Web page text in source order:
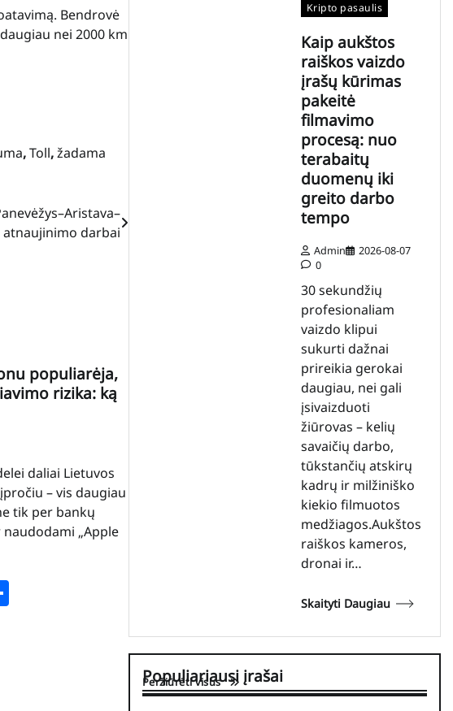
Bendrovė
nei 2000 km
,Toll,žadama
darbai
populiarėja,
rizika: ką
daliai Lietuvos
– vis daugiau
tik per bankų
„Apple
Share
Kripto pasaulis
Kaip aukštos
raiškos vaizdo
įrašų kūrimas
pakeitė
filmavimo
procesą: nuo
terabaitų
duomenų iki
greito darbo
tempo
Admin
2026-08-07
0
30 sekundžių
profesionaliam
vaizdo klipui
sukurti dažnai
prireikia gerokai
daugiau, nei gali
įsivaizduoti
žiūrovas – kelių
savaičių darbo,
tūkstančių atskirų
kadrų ir milžiniško
kiekio filmuotos
medžiagos.Aukštos
raiškos kameros,
dronai ir…
Skaityti Daugiau
Populiariausi įrašai
Peržiūrėti visus